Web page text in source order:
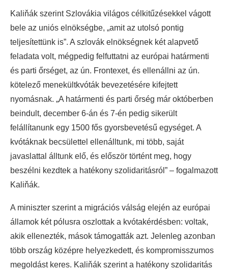
Kaliňák szerint Szlovákia világos célkitűzésekkel vágott
bele az uniós elnökségbe, „amit az utolsó pontig
teljesítettünk is”. A szlovák elnökségnek két alapvető
feladata volt, mégpedig felfuttatni az európai határmenti
és parti őrséget, az ún. Frontexet, és ellenállni az ún.
kötelező menekültkvóták bevezetésére kifejtett
nyomásnak. „A határmenti és parti őrség már októberben
beindult, december 6-án és 7-én pedig sikerült
felállítanunk egy 1500 fős gyorsbevetésű egységet. A
kvótáknak becsülettel ellenálltunk, mi több, saját
javaslattal álltunk elő, és először történt meg, hogy
beszélni kezdtek a hatékony szolidaritásról” – fogalmazott
Kaliňák.
A miniszter szerint a migrációs válság elején az európai
államok két pólusra oszlottak a kvótakérdésben: voltak,
akik ellenezték, mások támogatták azt. Jelenleg azonban
több ország középre helyezkedett, és kompromisszumos
megoldást keres. Kaliňák szerint a hatékony szolidaritás